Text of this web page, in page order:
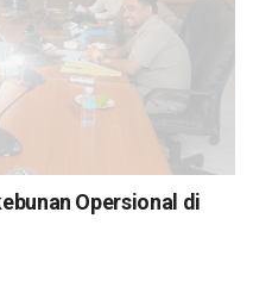
Opersional di